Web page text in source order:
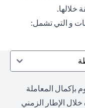
خلالها.
و التي تشمل:
المعاملة
الإطار الزمني